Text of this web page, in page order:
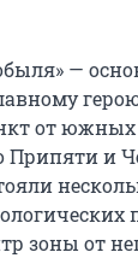
—
от
Припяти и
зоны от